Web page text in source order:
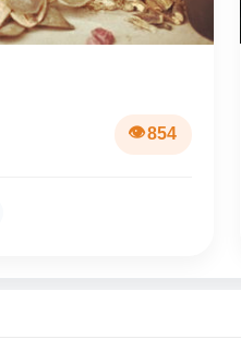
854